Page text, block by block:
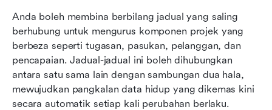
Anda boleh membina berbilang jadual yang saling
berhubung untuk mengurus komponen projek yang
berbeza seperti tugasan, pasukan, pelanggan, dan
pencapaian. Jadual-jadual ini boleh dihubungkan
antara satu sama lain dengan sambungan dua hala,
mewujudkan pangkalan data hidup yang dikemas kini
secara automatik setiap kali perubahan berlaku.